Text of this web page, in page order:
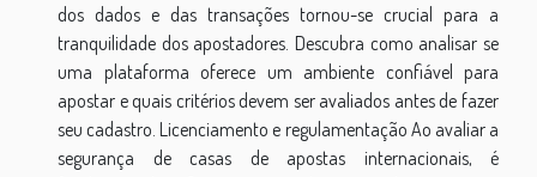
dos dados e das transações tornou-se crucial para a
tranquilidade dos apostadores. Descubra como analisar se
uma plataforma oferece um ambiente confiável para
apostar e quais critérios devem ser avaliados antes de fazer
seu cadastro. Licenciamento e regulamentação Ao avaliar a
segurança de casas de apostas internacionais, é